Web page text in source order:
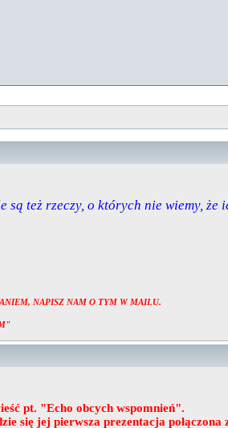
są też rzeczy, o których nie wiemy, że
NAPISZ NAM O TYM W MAILU.
pt. "Echo obcych wspomnień".
się jej pierwsza prezentacja